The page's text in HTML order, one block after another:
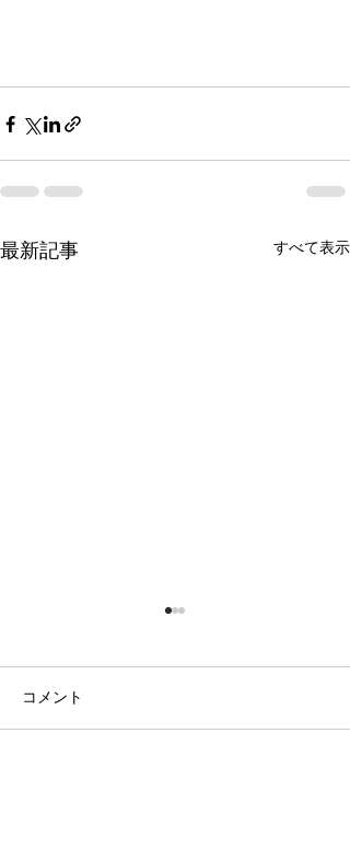
最新記事 すべて表示
コメント